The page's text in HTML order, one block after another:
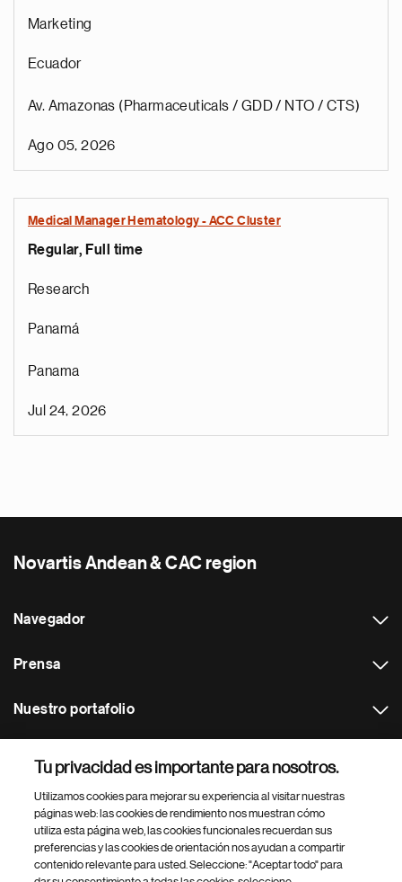
Marketing
Ecuador
Av. Amazonas (Pharmaceuticals / GDD / NTO / CTS)
Ago 05, 2026
Medical Manager Hematology - ACC Cluster
Regular, Full time
Research
Panamá
Panama
Jul 24, 2026
Novartis Andean & CAC region
Navegador
Prensa
Nuestro portafolio
Footer Site Search
Tu privacidad es importante para nosotros.
Utilizamos cookies para mejorar su experiencia al visitar nuestras
páginas web: las cookies de rendimiento nos muestran cómo
utiliza esta página web, las cookies funcionales recuerdan sus
preferencias y las cookies de orientación nos ayudan a compartir
contenido relevante para usted. Seleccione: "Aceptar todo" para